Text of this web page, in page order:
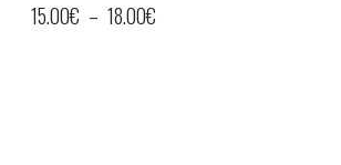
15.00€ – 18.00€